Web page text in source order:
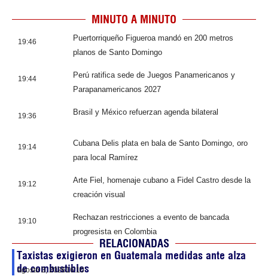
MINUTO A MINUTO
19:46
Puertorriqueño Figueroa mandó en 200 metros
planos de Santo Domingo
19:44
Perú ratifica sede de Juegos Panamericanos y
Parapanamericanos 2027
19:36 Brasil y México refuerzan agenda bilateral
19:14
Cubana Delis plata en bala de Santo Domingo, oro
para local Ramírez
19:12
Arte Fiel, homenaje cubano a Fidel Castro desde la
creación visual
19:10
Rechazan restricciones a evento de bancada
progresista en Colombia
RELACIONADAS
Taxistas exigieron en Guatemala medidas ante alza
de combustibles
agosto 3, 202616:10